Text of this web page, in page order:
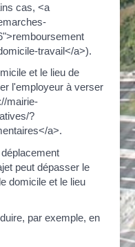
cas, <a
travail</a>).
et le lieu de
l'employeur à verser
mairie-
?
a>.
peut dépasser le
domicile et le lieu
par exemple, en